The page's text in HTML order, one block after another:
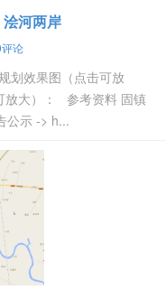
浍河两岸
论
划效果图（点击可放
大）： 参考资料 固镇
公示 -> h...